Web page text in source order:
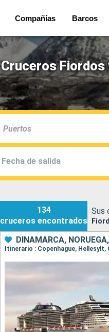
Compañías Barcos
Cruceros Fiordos
Fecha de salida
134
cruceros encontrados
Sus
DINAMARCA,
Itinerario : Copenhague, Hellesylt,